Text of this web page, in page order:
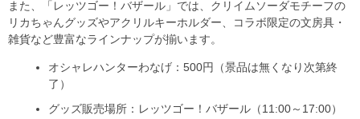
また、「レッツゴー！バザール」では、クリイムソーダモチーフの
リカちゃんグッズやアクリルキーホルダー、コラボ限定の文房具・
雑貨など豊富なラインナップが揃います。
オシャレハンターわなげ：500円（景品は無くなり次第終
了）
グッズ販売場所：レッツゴー！バザール（11:00～17:00）